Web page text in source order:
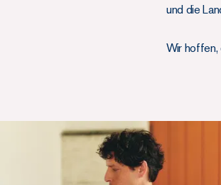
und die
Wir hoffen,